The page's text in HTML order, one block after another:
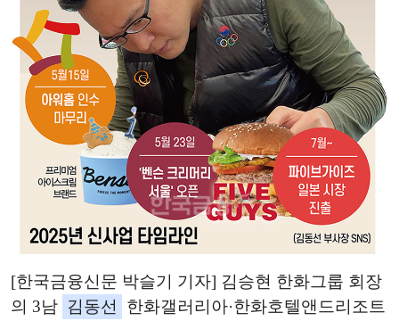
[한국금융신문 박슬기 기자] 김승현 한화그룹 회장
의 3남 김동선
한화갤러리아·한화호텔앤드리조트